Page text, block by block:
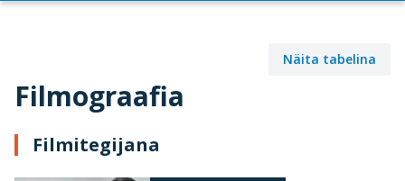
Filmograafia
Näita tabelina
Filmitegijana